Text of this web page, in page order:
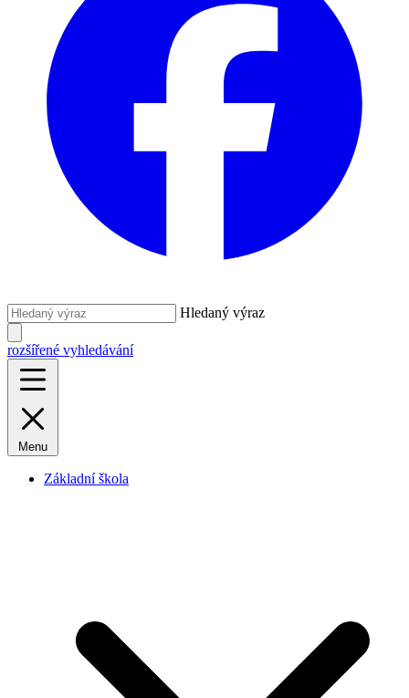
Hledaný výraz
rozšířené vyhledávání
Menu
Základní škola